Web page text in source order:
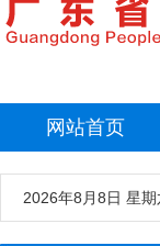
网站首页
2026年8月8日 星期